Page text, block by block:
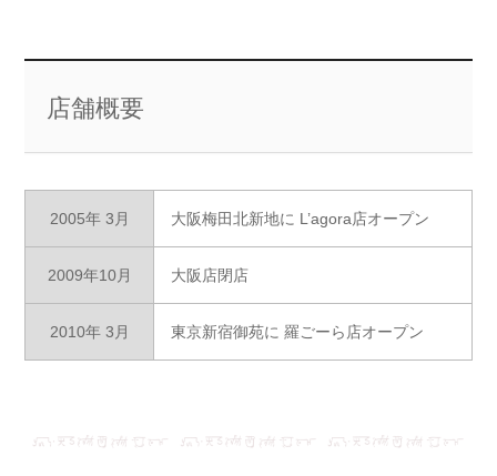
店舗概要
2005年 3月 大阪梅田北新地に L’agora店オープン
2009年10月 大阪店閉店
2010年 3月 東京新宿御苑に 羅ごーら店オープン